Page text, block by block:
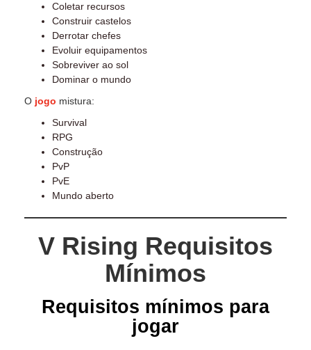
Coletar recursos
Construir castelos
Derrotar chefes
Evoluir equipamentos
Sobreviver ao sol
Dominar o mundo
O jogo mistura:
Survival
RPG
Construção
PvP
PvE
Mundo aberto
V Rising Requisitos
Mínimos
Requisitos mínimos para
jogar